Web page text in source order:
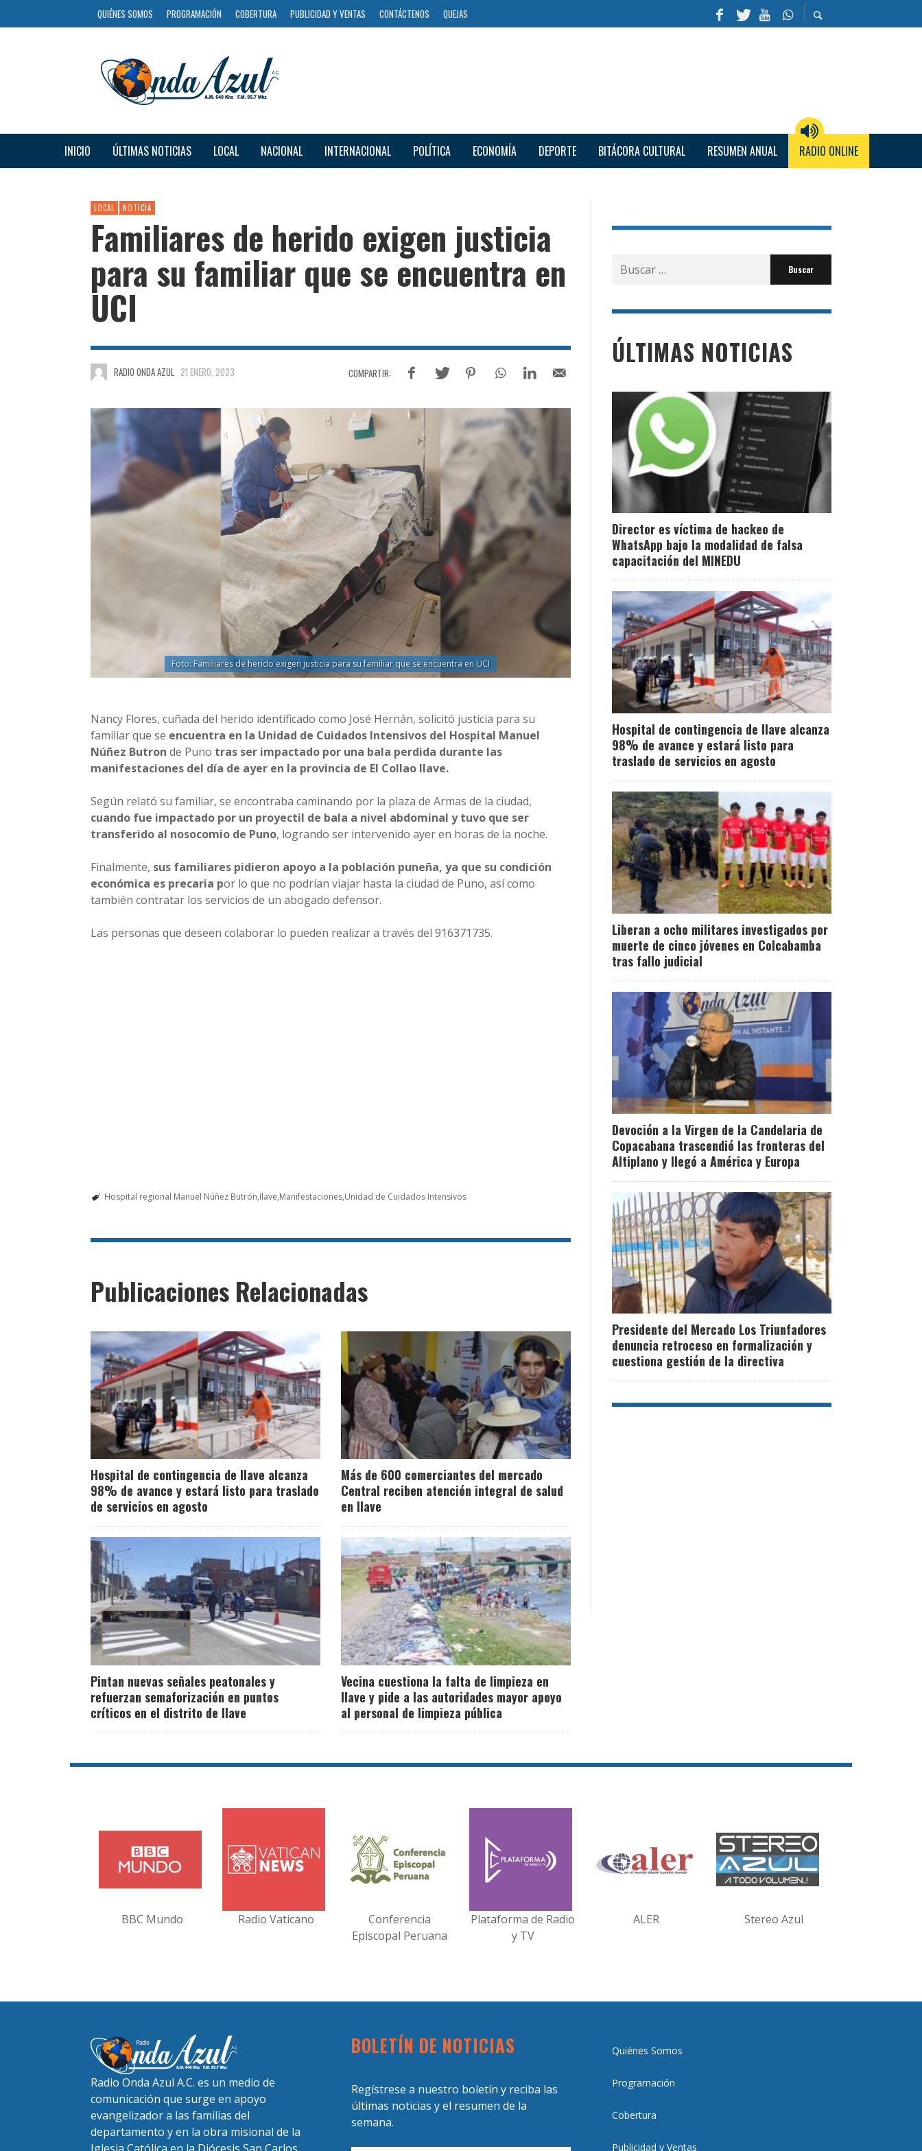
QUIÉNES SOMOS PROGRAMACIÓN COBERTURA PUBLICIDAD Y VENTAS CONTÁCTENOS QUEJAS
INICIO ÚLTIMAS NOTICIAS LOCAL NACIONAL INTERNACIONAL POLÍTICA ECONOMÍA DEPORTE BITÁCORA CULTURAL RESUMEN ANUAL RADIO ONLINE
LOCAL NOTICIA
Familiares de herido exigen justicia
para su familiar que se encuentra en
UCI
RADIO ONDA AZUL 21 ENERO, 2023
Foto: Familiares de herido exigen justicia para su familiar que se encuentra en UCI
Nancy Flores, cuñada del herido identificado como José Hernán, solicitó justicia para su
familiar que se encuentra en la Unidad de Cuidados Intensivos del Hospital Manuel
Núñez Butron de Puno tras ser impactado por una bala perdida durante las
manifestaciones del día de ayer en la provincia de El Collao llave.
Según relató su familiar, se encontraba caminando por la plaza de Armas de la ciudad,
cuando fue impactado por un proyectil de bala a nivel abdominal y tuvo que ser
transferido al nosocomio de Puno, logrando ser intervenido ayer en horas de la noche.
Finalmente, sus familiares pidieron apoyo a la población puneña, ya que su condición
económica es precaria por lo que no podrían viajar hasta la ciudad de Puno, así como
también contratar los servicios de un abogado defensor.
Las personas que deseen colaborar lo pueden realizar a través del 916371735.
Hospital regional Manuel Núñez Butrón Ilave Manifestaciones Unidad de Cuidados Intensivos
Publicaciones Relacionadas
Hospital de contingencia de Ilave alcanza
98% de avance y estará listo para traslado
de servicios en agosto
Más de 600 comerciantes del mercado
Central reciben atención integral de salud
en Ilave
Pintan nuevas señales peatonales y
refuerzan semaforización en puntos
críticos en el distrito de Ilave
Vecina cuestiona la falta de limpieza en
Ilave y pide a las autoridades mayor apoyo
al personal de limpieza pública
Buscar
por:
ÚLTIMAS NOTICIAS
Director es víctima de hackeo de
WhatsApp bajo la modalidad de falsa
capacitación del MINEDU
Hospital de contingencia de Ilave alcanza
98% de avance y estará listo para
traslado de servicios en agosto
Liberan a ocho militares investigados por
muerte de cinco jóvenes en Colcabamba
tras fallo judicial
Devoción a la Virgen de la Candelaria de
Copacabana trascendió las fronteras del
Altiplano y llegó a América y Europa
Presidente del Mercado Los Triunfadores
denuncia retroceso en formalización y
cuestiona gestión de la directiva
BBC Mundo Radio Vaticano
Conferencia
Episcopal Peruana
Plataforma de Radio
y TV
ALER Stereo Azul
Radio Onda Azul A.C. es un medio de
comunicación que surge en apoyo
evangelizador a las familias del
departamento y en la obra misional de la
Iglesia Católica en la Diócesis San Carlos
BOLETÍN DE NOTICIAS
Regístrese a nuestro boletín y reciba las
últimas noticias y el resumen de la
semana.
Quiénes Somos
Programación
Cobertura
Publicidad y Ventas